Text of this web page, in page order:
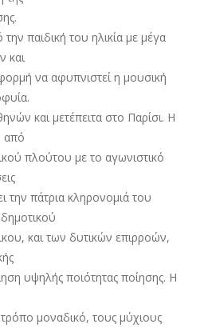
παιδική του ηλικία με μέγα
και
να αφυπνιστεί η μουσική
και μετέπειτα στο Παρίσι. Η
από
πλούτου με το αγωνιστικό
την πάτρια κληρονομιά του
και των δυτικών επιρροών,
υψηλής ποιότητας ποίησης. Η
μοναδικό, τους μύχιους